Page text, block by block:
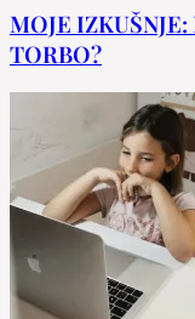
MOJE
TORBO?